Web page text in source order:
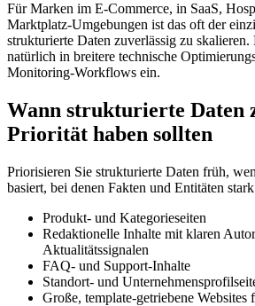
Für Marken im E‑Commerce, in SaaS,
Marktplatz‑Umgebungen ist das oft der
strukturierte Daten zuverlässig zu skalieren.
natürlich in breitere technische
Monitoring‑Workflows ein.
Wann strukturierte Daten
Priorität haben sollten
Priorisieren Sie strukturierte Daten früh,
basiert, bei denen Fakten und Entitäten
Produkt‑ und Kategorieseiten
Redaktionelle Inhalte mit klaren
Aktualitätssignalen
FAQ‑ und Support‑Inhalte
Standort‑ und
Große, template‑getriebene